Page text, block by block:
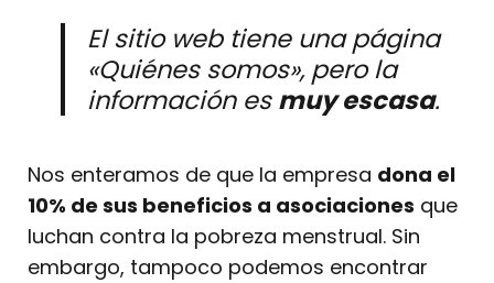
El sitio web tiene una página
«Quiénes somos», pero la
información esmuy escasa.
Nos enteramos de que la empresa dona el
10% de sus beneficios a asociaciones que
luchan contra la pobreza menstrual. Sin
embargo, tampoco podemos encontrar